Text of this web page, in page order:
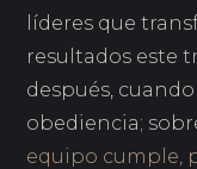
líderes que
resultados este
después,
obediencia;
equipo cumple,